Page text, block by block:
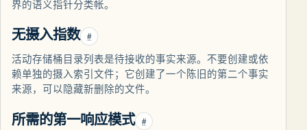
界的语义指针分类帐。
无摄入指数 #
活动存储桶目录列表是待接收的事实来源。不要创建或依
赖单独的摄入索引文件；它创建了一个陈旧的第二个事实
来源，可以隐藏新删除的文件。
所需的第一响应模式 #